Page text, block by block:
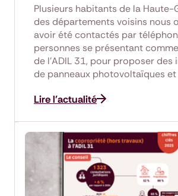
Plusieurs habitants de la Haute-
des départements voisins nous
avoir été contactés par
personnes se présentant
de l'ADIL 31, pour proposer des
de panneaux photovoltaïques
Lire l'actualité